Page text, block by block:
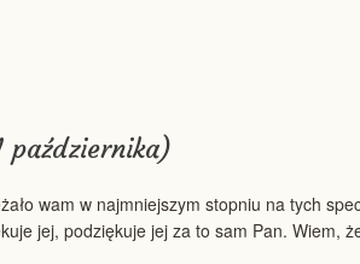
października)
wam w najmniejszym stopniu na tych
jej, podziękuje jej za to sam Pan. Wiem,